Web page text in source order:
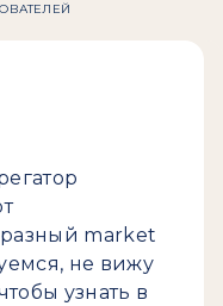
market
не вижу
узнать в